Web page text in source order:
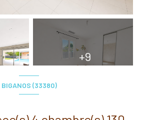
+9
BIGANOS (33380)